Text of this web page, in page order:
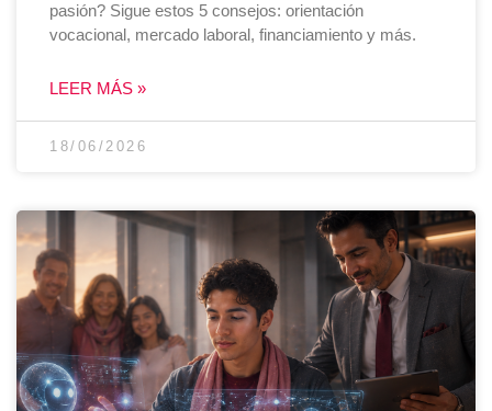
pasión? Sigue estos 5 consejos: orientación
vocacional, mercado laboral, financiamiento y más.
LEER MÁS »
18/06/2026